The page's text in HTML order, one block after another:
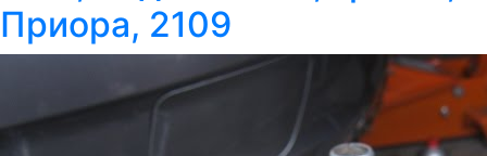
Приора, 2109